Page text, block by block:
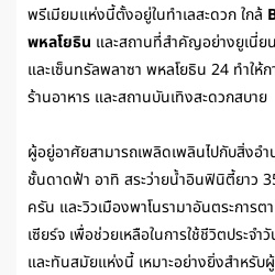
พรีเมียมแห่งนี้ตั้งอยู่ในทำเลสะดวก ใกล้
พหลโยธิน และสถานที่สำคัญอย่างยูเนี่ย
และเซ็นทรัลพลาซา พหลโยธิน 24 ทำให้
ร้านอาหาร และสถานบันเทิงสะดวกสบาย
ผู้อยู่อาศัยสามารถเพลิดเพลินไปกับสิ่งอ
ชั้นดาดฟ้า อาทิ สระว่ายน้ำอินฟินิตี้ยาว
ครัน และวิวเมืองพาโนรามาอันตระการ
เซียร์จ เพื่อช่วยเหลือในการใช้ชีวิตประจ
และทันสมัยแห่งนี้ เหมาะอย่างยิ่งสำหรั